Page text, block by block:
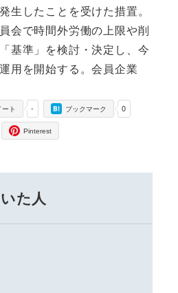
生したことを受けた措置。
会で時間外労働の上限や削
基準」を検討・決定し、今
用を開始する。会員企業
-
ート 0
ブックマーク
Pinterest
た人